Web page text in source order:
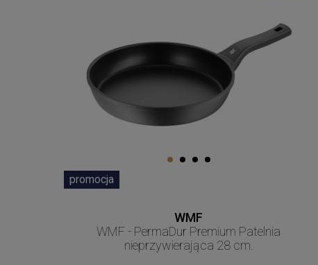
promocja
WMF
WMF - PermaDur Premium Patelnia
nieprzywierająca 28 cm.